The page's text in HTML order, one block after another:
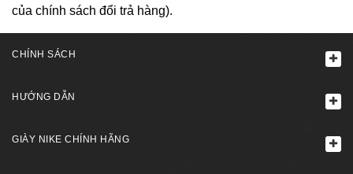
của chính sách đổi trả hàng).
CHÍNH SÁCH
HƯỚNG DẪN
GIÀY NIKE CHÍNH HÃNG